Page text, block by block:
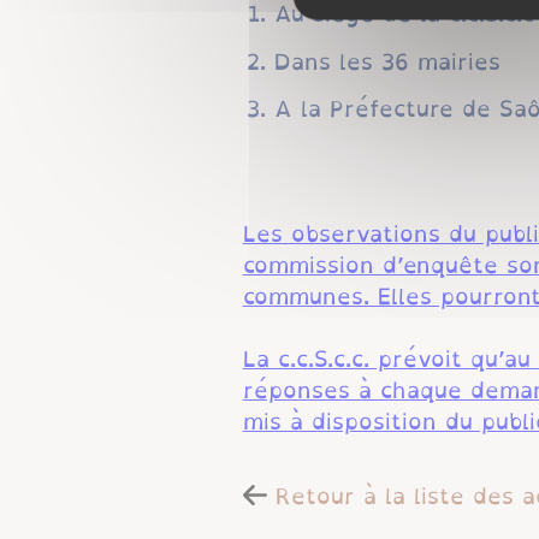
Au siège de la
Dans les 36 mairies
A la Préfecture de
Les observations du
commission d’enquête
communes. Elles
La c.c.S.c.c. prévoit
réponses à chaque
mis à disposition du
Retour à la liste des